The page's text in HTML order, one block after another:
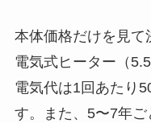
本体価格だけを見て
電気式ヒーター（
電気代は1回あたり
す。また、5〜7年